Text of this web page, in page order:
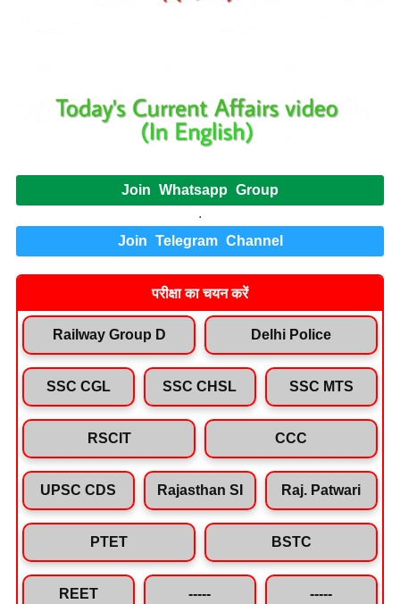
Join Whatsapp Group
.
Join Telegram Channel
परीक्षा का चयन करें
Railway Group D Delhi Police
SSC CGL SSC CHSL SSC MTS
RSCIT CCC
UPSC CDS Rajasthan SI Raj. Patwari
PTET BSTC
REET ----- -----